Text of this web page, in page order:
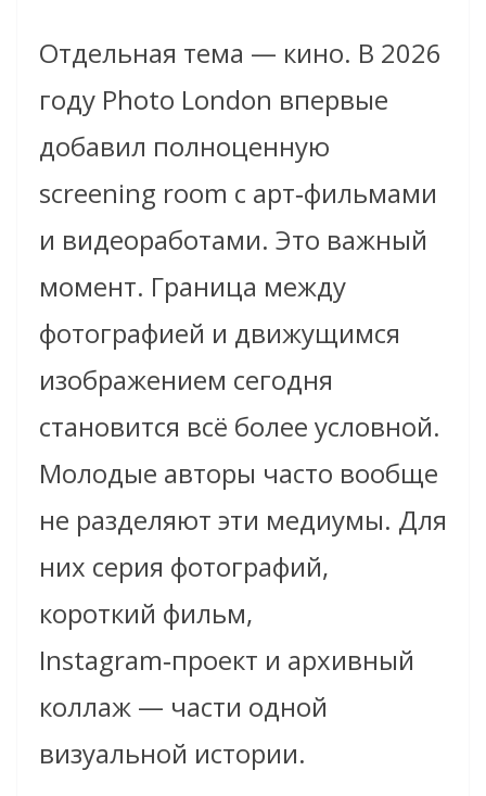
Отдельная тема — кино. В 2026
году Photo London впервые
добавил полноценную
screening room с арт‑фильмами
и видеоработами. Это важный
момент. Граница между
фотографией и движущимся
изображением сегодня
становится всё более условной.
Молодые авторы часто вообще
не разделяют эти медиумы. Для
них серия фотографий,
короткий фильм,
Instagram‑проект и архивный
коллаж — части одной
визуальной истории.